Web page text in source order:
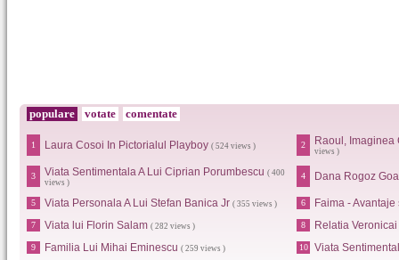
populare votate comentate
1 Laura Cosoi In Pictorialul Playboy ( 524 views ) 2 Raoul,
views )
3 Viata Sentimentala A Lui Ciprian Porumbescu ( 400
views )
4 Dana Rogoz
5 Viata Personala A Lui Stefan Banica Jr ( 355 views ) 6 Faima -
7 Viata lui Florin Salam ( 282 views ) 8 Relatia
9 Familia Lui Mihai Eminescu ( 259 views ) 10 Viata